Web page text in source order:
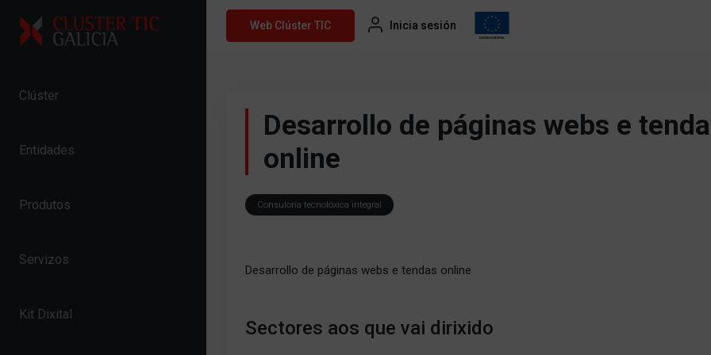
Skip to content
Clúster
Entidades
Produtos
Servizos
Kit Dixital
Web Clúster TIC Inicia sesión
Desarrollo de páginas webs e
online
Consuloría tecnolóxica integral
Desarrollo de páginas webs e tendas online
Sectores aos que vai dirixido